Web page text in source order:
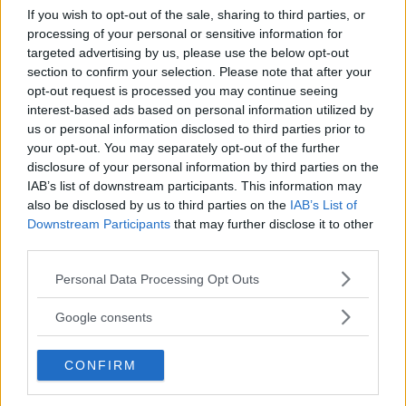
If you wish to opt-out of the sale, sharing to third parties, or
processing of your personal or sensitive information for
targeted advertising by us, please use the below opt-out
section to confirm your selection. Please note that after your
opt-out request is processed you may continue seeing
interest-based ads based on personal information utilized by
us or personal information disclosed to third parties prior to
your opt-out. You may separately opt-out of the further
disclosure of your personal information by third parties on the
IAB’s list of downstream participants. This information may
also be disclosed by us to third parties on the IAB’s List of
Downstream Participants that may further disclose it to other
Please note that this website/app uses one or more Google
not limited to your visit or usage behaviour. You may click to
use your data for below specified purposes in below Google
consent section.
Personal Data Processing Opt Outs
Google consents
CONFIRM
e mirati messi a punto dal
Gruppo di
Animazione delClub Élite Vacanze.
Il pacchetto, di 5, 4 e 3 notti a prezzi
differenti a seconda della durata del
soggiorno, è articolato e vario proprio
per soddisfare tutti e include
escursioni etornei,degustazioni di
prodotti tipicieserate di
animazione,serate danzantie,
naturalmente,trattamenti esclusivi e
che coniughi divertimento e relax,
buona cucina e tour culturali ed
enogastronomici alla scoperta delle
bellezze e delle tradizioni ciociare.
Gli appassionati cinefili, poi, avranno